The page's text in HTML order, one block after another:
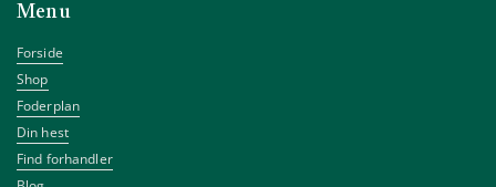
Menu
Forside
Shop
Foderplan
Din hest
Find forhandler